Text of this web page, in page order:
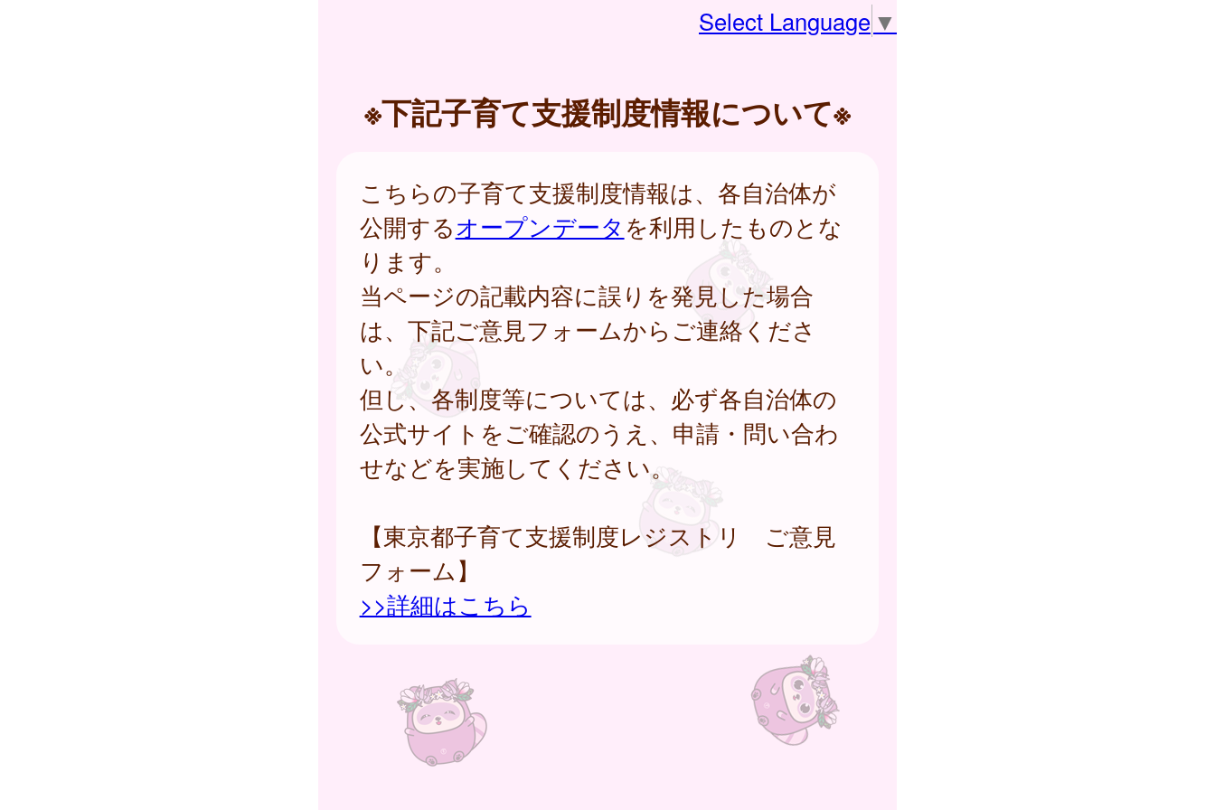
Select Language ▼
※下記子育て支援制度情報について※
こちらの子育て支援制度情報は、各自治体が
公開するオープンデータ を利用したものとな
ります。
当ページの記載内容に誤りを発見した場合
は、下記ご意見フォームからご連絡くださ
い。
但し、各制度等については、必ず各自治体の
公式サイトをご確認のうえ、申請・問い合わ
せなどを実施してください。
【東京都子育て支援制度レジストリ ご意見
フォーム】
>>詳細はこちら